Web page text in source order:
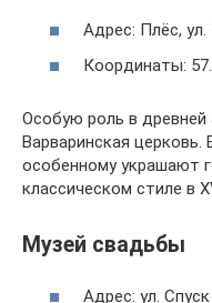
Адрес: Плёс, ул.
Координаты:
Особую роль в древней
Варваринская
особенному украшают
классическом стиле в
Музей свадьбы
Адрес: ул.